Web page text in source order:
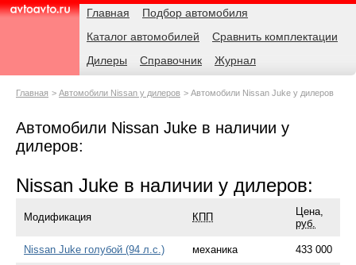
AvtoAvto.ru
Навигация Главная
Подбор автомобиля
Каталог автомобилей
Сравнить комплектации
Дилеры
Справочник Журнал
Родительские
Главная Автомобили Nissan у дилеров Автомобили Nissan Juke у дилеров
Автомобили Nissan Juke в наличии у
дилеров:
Nissan Juke в наличии у дилеров:
Модификация КПП
Цена,
руб.
Nissan Juke голубой (94 л.с.) механика 433 000